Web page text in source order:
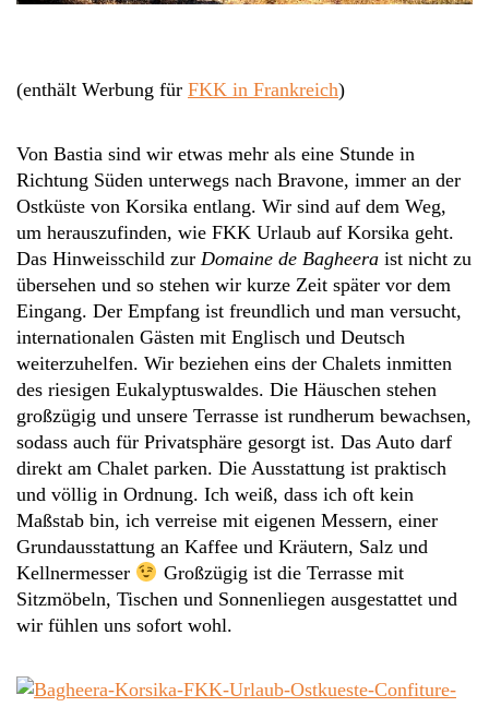
(enthält Werbung für FKK in Frankreich)
Von Bastia sind wir etwas mehr als eine Stunde in
Richtung Süden unterwegs nach Bravone, immer an der
Ostküste von Korsika entlang. Wir sind auf dem Weg,
um herauszufinden, wie FKK Urlaub auf Korsika geht.
Das Hinweisschild zur Domaine de Bagheera ist nicht zu
übersehen und so stehen wir kurze Zeit später vor dem
Eingang. Der Empfang ist freundlich und man versucht,
internationalen Gästen mit Englisch und Deutsch
weiterzuhelfen. Wir beziehen eins der Chalets inmitten
des riesigen Eukalyptuswaldes. Die Häuschen stehen
großzügig und unsere Terrasse ist rundherum bewachsen,
sodass auch für Privatsphäre gesorgt ist. Das Auto darf
direkt am Chalet parken. Die Ausstattung ist praktisch
und völlig in Ordnung. Ich weiß, dass ich oft kein
Maßstab bin, ich verreise mit eigenen Messern, einer
Grundausstattung an Kaffee und Kräutern, Salz und
Kellnermesser
Großzügig ist die Terrasse mit
Sitzmöbeln, Tischen und Sonnenliegen ausgestattet und
wir fühlen uns sofort wohl.